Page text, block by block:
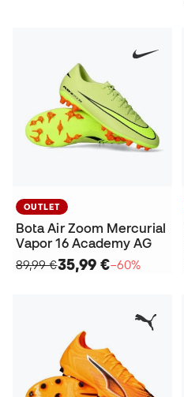
OUTLET
Bota Air Zoom Mercurial
Vapor 16 Academy AG
89,99 €35,99 €−60%